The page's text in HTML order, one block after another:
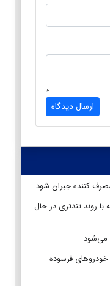
ارسال دیدگاه
کننده جبران شود
روند تندتری در حال
می‌شود
فرسوده